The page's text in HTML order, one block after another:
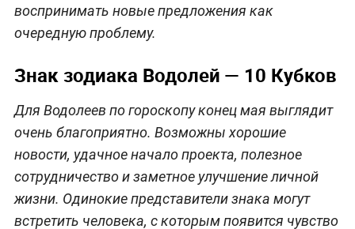
воспринимать новые предложения как
очередную проблему.
Знак зодиака Водолей — 10 Кубков
Для Водолеев по гороскопу конец мая выглядит
очень благоприятно. Возможны хорошие
новости, удачное начало проекта, полезное
сотрудничество и заметное улучшение личной
жизни. Одинокие представители знака могут
встретить человека, с которым появится чувство